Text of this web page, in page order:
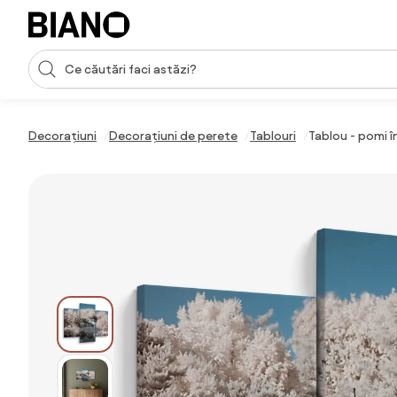
Sari peste navigare, accesează conținutul
Introducerea căutării
Decorațiuni Decorațiuni de perete Tablouri Tablou - pomi